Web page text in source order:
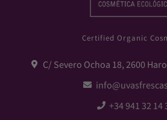
Certified Organic
C/ Severo Ochoa 18, 2600
+34 941 32 14